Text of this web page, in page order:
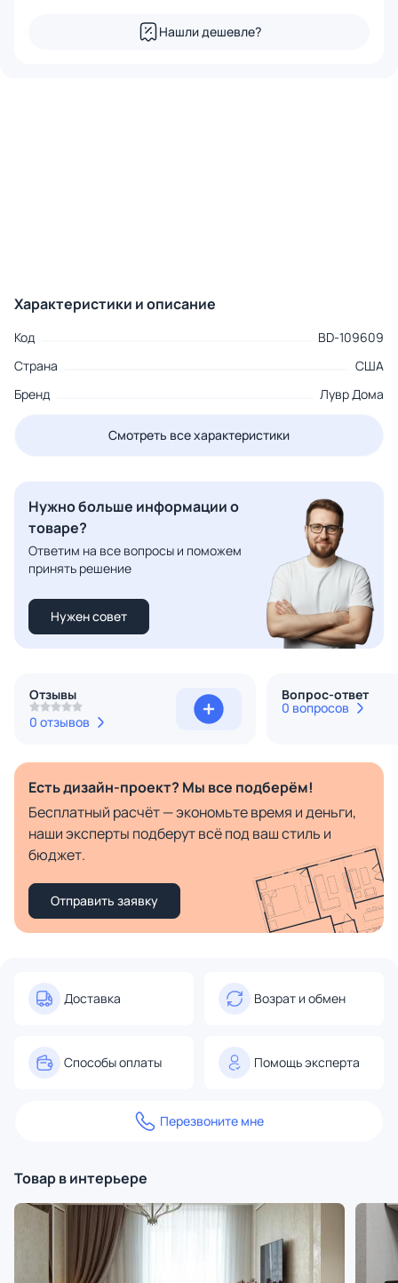
Нашли дешевле?
Характеристики и описание
Код
BD-109609
Страна
США
Бренд
Лувр Дома
Смотреть все характеристики
Нужно больше информации о
товаре?
Ответим на все вопросы и поможем
принять решение
Нужен совет
Отзывы
0 отзывов
Вопрос-ответ
0 вопросов
Есть дизайн-проект? Мы все подберём!
Бесплатный расчёт — экономьте время и деньги,
наши эксперты подберут всё под ваш стиль и
бюджет.
Отправить заявку
Доставка Возрат и обмен
Способы оплаты Помощь эксперта
Перезвоните мне
Товар в интерьере